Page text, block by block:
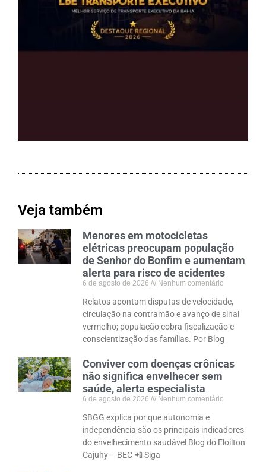
Veja também
Menores em motocicletas
elétricas preocupam população
de Senhor do Bonfim e aumentam
alerta para risco de acidentes
6 de agosto de 2026 Nenhum comentário
Relatos apontam disputas de velocidade,
circulação na contramão e avanço de sinal
vermelho; população cobra fiscalização e
conscientização das famílias. Por Blog
Conviver com doenças crônicas
não significa envelhecer sem
saúde, alerta especialista
6 de agosto de 2026 Nenhum comentário
SBGG explica por que autonomia e
independência são os principais indicadores
do envelhecimento saudável Blog do Eloilton
Cajuhy – BEC 📲 Siga